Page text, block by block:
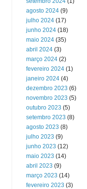
agosto 2024 (9)
julho 2024 (17)
junho 2024 (18)
maio 2024 (35)
abril 2024 (3)
março 2024 (2)
fevereiro 2024 (1)
janeiro 2024 (4)
dezembro 2023 (6)
novembro 2023 (5)
outubro 2023 (5)
setembro 2023 (8)
agosto 2023 (8)
julho 2023 (9)
junho 2023 (12)
maio 2023 (14)
abril 2023 (9)
março 2023 (14)
fevereiro 2023 (3)